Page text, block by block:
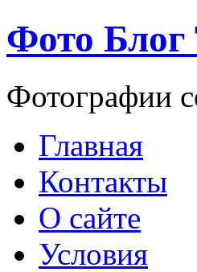
Фото Блог
Фотографии
Главная
Контакты
О сайте
Условия